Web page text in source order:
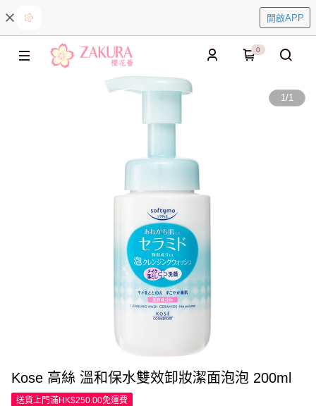
開啟APP
0
1/1
Kose 高絲 溫和保水雙效卸妝潔面泡泡 200ml
送貨上門滿HK$250.00免運費